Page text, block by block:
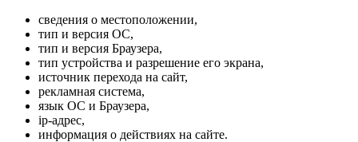
сведения о местоположении,
тип и версия ОС,
тип и версия Браузера,
тип устройства и разрешение его экрана,
источник перехода на сайт,
рекламная система,
язык ОС и Браузера,
ip-адрес,
информация о действиях на сайте.